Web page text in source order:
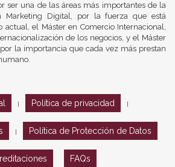
ser una de las áreas más importantes de la
Marketing Digital, por la fuerza que está
el Máster en Comercio Internacional,
de los negocios, y el Máster
la importancia que cada vez más prestan
Política de privacidad
Política de Protección de Datos
FAQs